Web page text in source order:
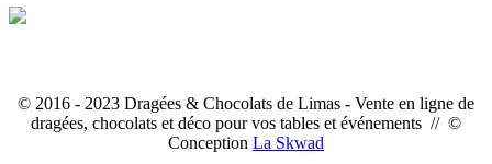
© 2016 - 2023 Dragées & Chocolats de Limas - Vente en ligne de
dragées, chocolats et déco pour vos tables et événements // ©
Conception La Skwad